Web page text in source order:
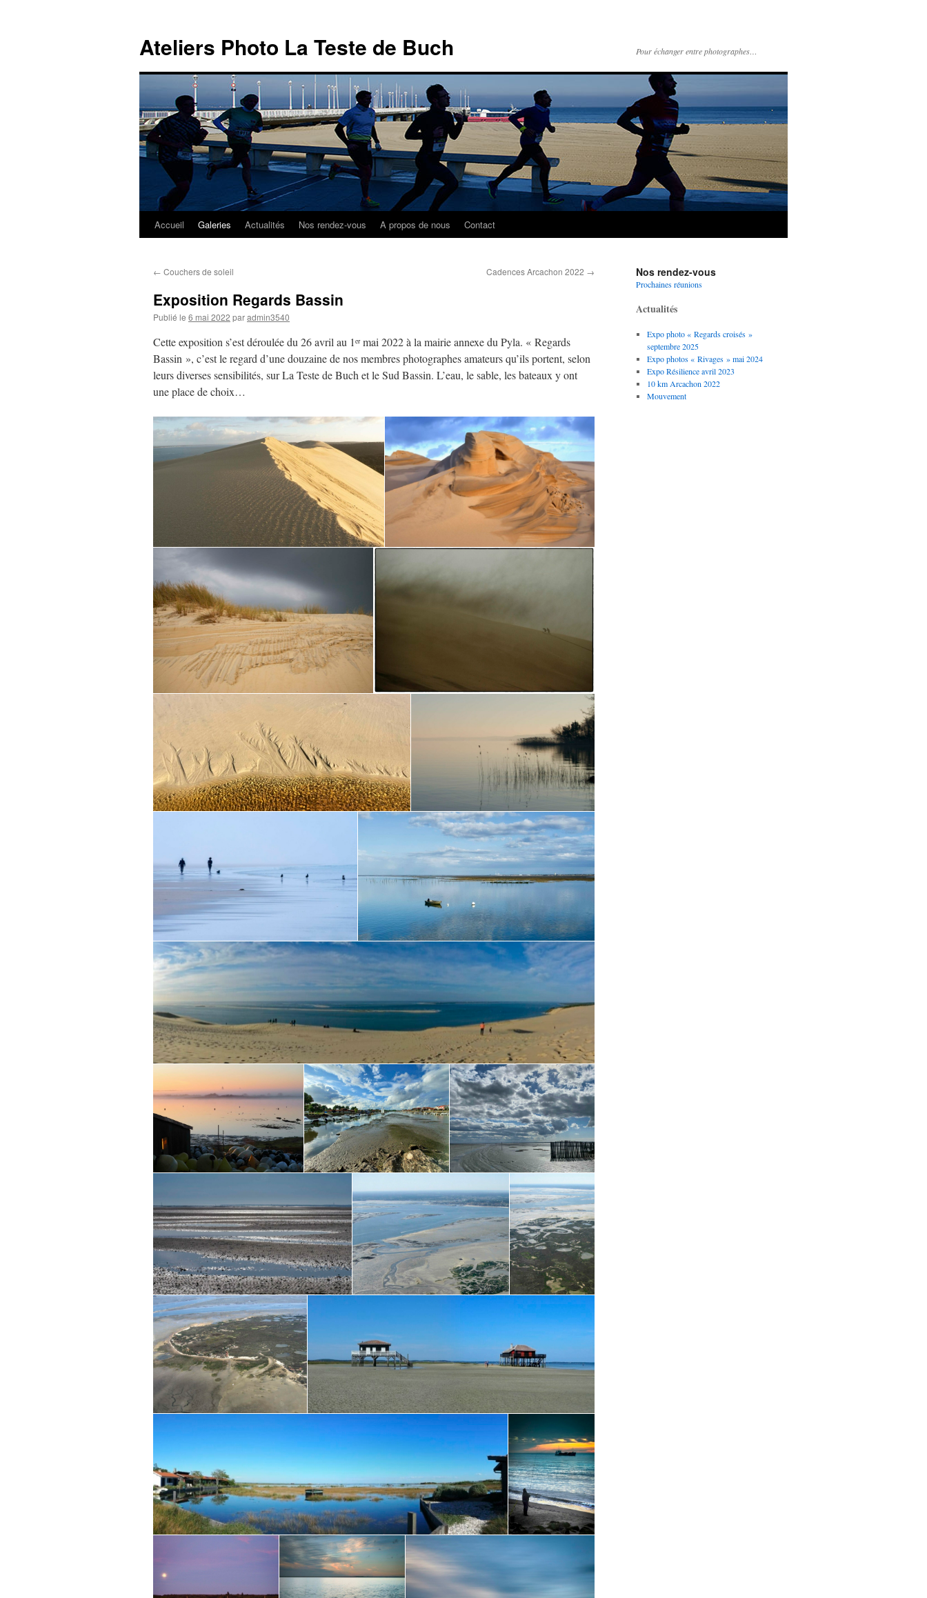
contenu
Ateliers Photo La Teste de Buch Pour échanger entre photographes…
Accueil Galeries Actualités Nos rendez-vous A propos de nous Contact
← Couchers de soleil Cadences Arcachon 2022 →
Exposition Regards Bassin
Publié le 6 mai 2022 paradmin3540
Cette exposition s’est déroulée du 26 avril au 1 ermai 2022 à la mairie annexe du Pyla. « Regards
Bassin », c’est le regard d’une douzaine de nos membres photographes amateurs qu’ils portent, selon
leurs diverses sensibilités, sur La Teste de Buch et le Sud Bassin. L’eau, le sable, les bateaux y ont
une place de choix…
Nos rendez-vous
Prochaines réunions
Actualités
Expo photo « Regards croisés »
septembre 2025
Expo photos « Rivages » mai 2024
Expo Résilience avril 2023
10 km Arcachon 2022
Mouvement